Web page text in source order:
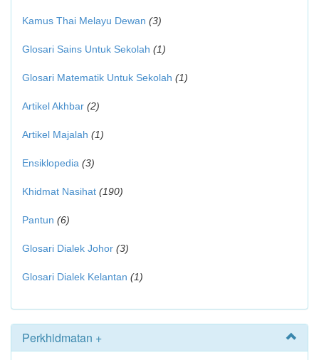
Kamus Thai Melayu Dewan (3)
Glosari Sains Untuk Sekolah (1)
Glosari Matematik Untuk Sekolah (1)
Artikel Akhbar (2)
Artikel Majalah (1)
Ensiklopedia (3)
Khidmat Nasihat (190)
Pantun (6)
Glosari Dialek Johor (3)
Glosari Dialek Kelantan (1)
Perkhidmatan +